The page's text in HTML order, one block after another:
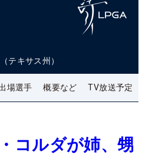
テキサス州）
場選手 概要など TV放送予定
コルダが姉、甥